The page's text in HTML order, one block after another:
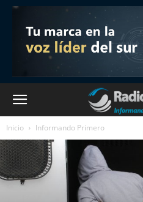
Inicio Informando Primero